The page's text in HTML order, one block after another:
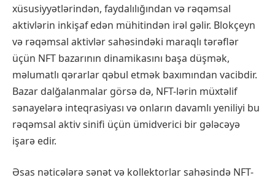
xüsusiyyətlərindən, faydalılığından və rəqəmsal
aktivlərin inkişaf edən mühitindən irəl gəlir. Blokçeyn
və rəqəmsal aktivlər sahəsindəki maraqlı tərəflər
üçün NFT bazarının dinamikasını başa düşmək,
məlumatlı qərarlar qəbul etmək baxımından vacibdir.
Bazar dalğalanmalar görsə də, NFT-lərin müxtəlif
sənayelərə inteqrasiyası və onların davamlı yeniliyi bu
rəqəmsal aktiv sinifi üçün ümidverici bir gələcəyə
işarə edir.
Əsas nəticələrə sənət və kollektorlar sahəsində NFT-